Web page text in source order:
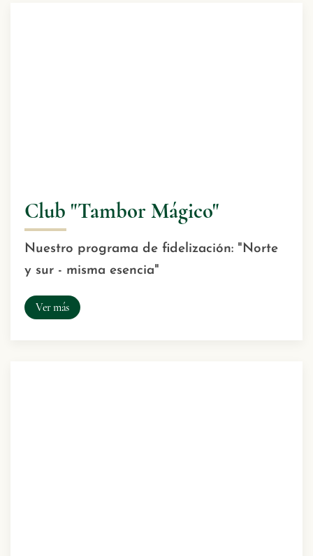
Club "Tambor Mágico"
Nuestro programa de fidelización: "Norte
y sur - misma esencia"
Ver más